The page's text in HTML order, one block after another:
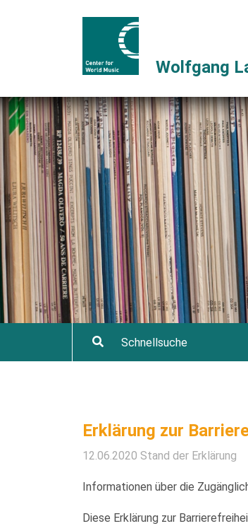
Wolfgang
Erklärung zur
12.06.2020 Stand der Erklärung
Informationen über die
Diese Erklärung zur